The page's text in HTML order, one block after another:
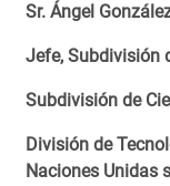
Sr. Ángel
Jefe, Subdivisión
Subdivisión de
División de
Naciones Unidas